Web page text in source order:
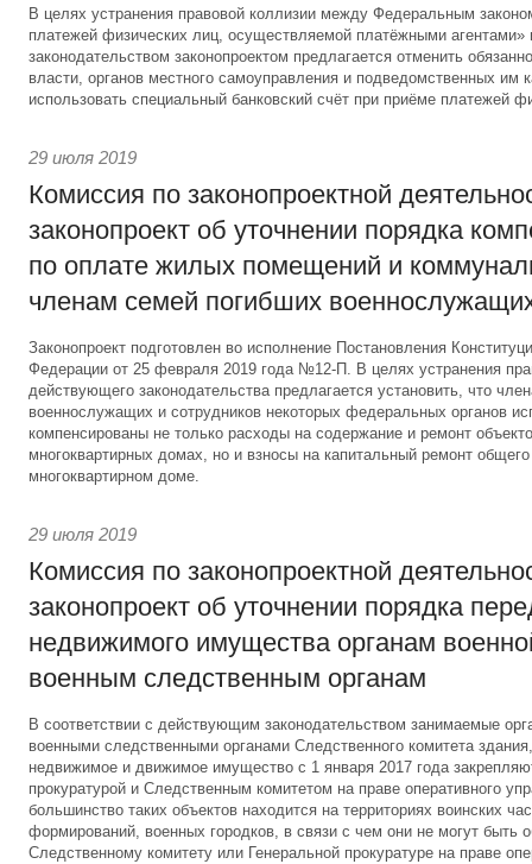
В целях устранения правовой коллизии между Федеральным
платежей физических лиц, осуществляемой платёжными
законодательством законопроектом предлагается отменить
власти, органов местного самоуправления и подведомственных им
использовать специальный банковский счёт при приёме платежей
29 июля 2019
Комиссия по законопроектной
законопроект об уточнении порядка
по оплате жилых помещений и
членам семей погибших
Законопроект подготовлен во исполнение Постановления
Федерации от 25 февраля 2019 года №12-П. В целях устранения
действующего законодательства предлагается установить, что
военнослужащих и сотрудников некоторых федеральных органов
компенсированы не только расходы на содержание и ремонт
многоквартирных домах, но и взносы на капитальный ремонт
многоквартирном доме.
29 июля 2019
Комиссия по законопроектной
законопроект об уточнении порядка
недвижимого имущества органам
военным следственным органам
В соответствии с действующим законодательством занимаемые
военными следственными органами Следственного комитета
недвижимое и движимое имущество с 1 января 2017 года
прокуратурой и Следственным комитетом на праве оперативного
большинство таких объектов находится на территориях воинских
формирований, военных городков, в связи с чем они не могут быть
Следственному комитету или Генеральной прокуратуре на праве